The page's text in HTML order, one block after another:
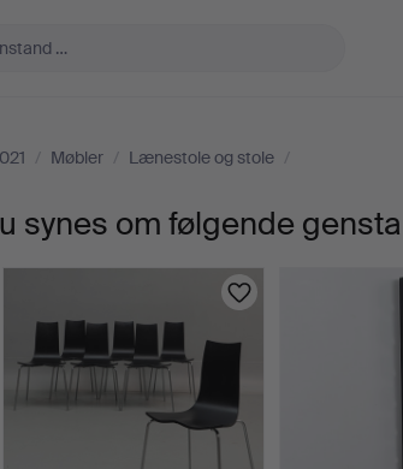
/ Møbler / Lænestole og stole /
synes om følgende